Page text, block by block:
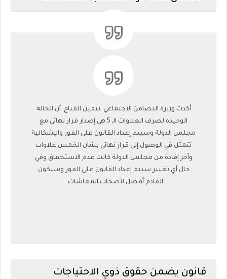
أكدت وزيرة التضامن الاجتماعي ,نيفين القباج, أن الحالة
الوحيدة لصرف العلاوات الـ 5 هي إصدار قرار نهائي مع
مجلس الدولة وسيتم إعداد القانون على الفور والإشكالية
تتمثل في الوصول إلى قرار نهائي بشأن الخمس علاوات
وآخر إفادة من مجلس الدولة كانت عدم الاستحقاق وفي
حال أي تغيير سيتم إعداد القانون على الفور وسيكون
القادم أفضل لأصحاب المعاشات .
قانون يضمن حقوق ذوي الاحتياجات